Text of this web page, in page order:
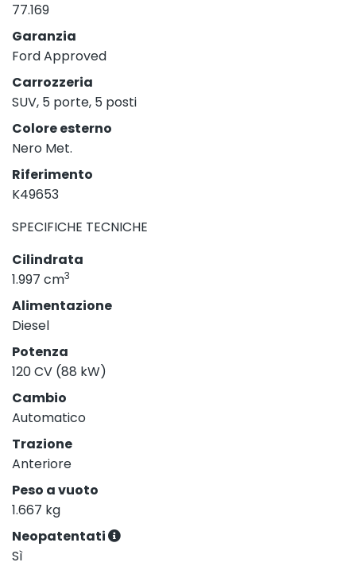
77.169
Garanzia
Ford Approved
Carrozzeria
SUV, 5 porte, 5 posti
Colore esterno
Nero Met.
Riferimento
K49653
SPECIFICHE TECNICHE
Cilindrata
1.997 cm3
Alimentazione
Diesel
Potenza
120 CV (88 kW)
Cambio
Automatico
Trazione
Anteriore
Peso a vuoto
1.667 kg
Neopatentati
Sì